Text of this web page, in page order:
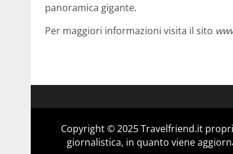
panoramica gigante.
Per maggiori informazioni visita il sito
Copyright © 2025 Travelfriend.it
giornalistica, in quanto viene